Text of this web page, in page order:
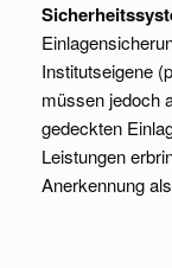
Institutseigene
müssen jedoch
gedeckten
Leistungen
Anerkennung